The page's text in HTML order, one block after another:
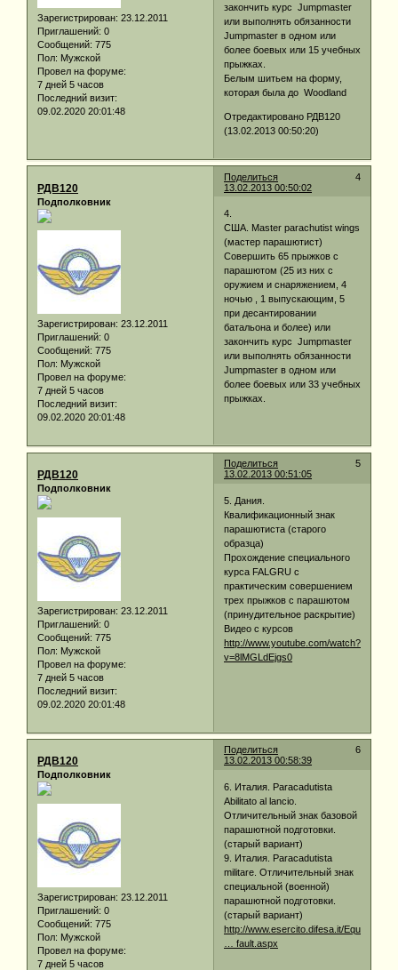
Зарегистрирован: 23.12.2011
Приглашений: 0
Сообщений: 775
Пол: Мужской
Провел на форуме:
7 дней 5 часов
Последний визит:
09.02.2020 20:01:48
закончить курс Jumpmaster
или выполнять обязанности
Jumpmaster в одном или
более боевых или 15 учебных
прыжках.
Белым шитьем на форму,
которая была до Woodland
Отредактировано РДВ120
(13.02.2013 00:50:20)
Поделиться
4
13.02.2013 00:50:02
РДВ120
Подполковник
Зарегистрирован: 23.12.2011
Приглашений: 0
Сообщений: 775
Пол: Мужской
Провел на форуме:
7 дней 5 часов
Последний визит:
09.02.2020 20:01:48
4.
США. Master parachutist wings
(мастер парашютиcт)
Совершить 65 прыжков с
парашютом (25 из них с
оружием и снаряжением, 4
ночью , 1 выпускающим, 5
при десантировании
батальона и более) или
закончить курс Jumpmaster
или выполнять обязанности
Jumpmaster в одном или
более боевых или 33 учебных
прыжках.
Поделиться
5
13.02.2013 00:51:05
РДВ120
Подполковник
Зарегистрирован: 23.12.2011
Приглашений: 0
Сообщений: 775
Пол: Мужской
Провел на форуме:
7 дней 5 часов
Последний визит:
09.02.2020 20:01:48
5. Дания.
Квалификационный знак
парашютиста (старого
образца)
Прохождение специального
курса FALGRU с
практическим совершением
трех прыжков с парашютом
(принудительное раскрытие)
Видео с курсов
http://www.youtube.com/watch?
v=8lMGLdEjgs0
Поделиться
6
13.02.2013 00:58:39
РДВ120
Подполковник
Зарегистрирован: 23.12.2011
Приглашений: 0
Сообщений: 775
Пол: Мужской
Провел на форуме:
7 дней 5 часов
6. Италия. Paracadutista
Abilitato al lancio.
Отличительный знак базовой
парашютной подготовки.
(старый вариант)
9. Италия. Paracadutista
militare. Отличительный знак
специальной (военной)
парашютной подготовки.
(старый вариант)
http://www.esercito.difesa.it/Equipaggi
… fault.aspx